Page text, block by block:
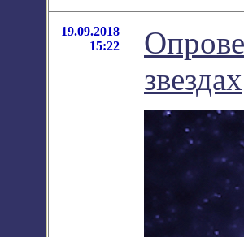
19.09.2018
15:22
звездах